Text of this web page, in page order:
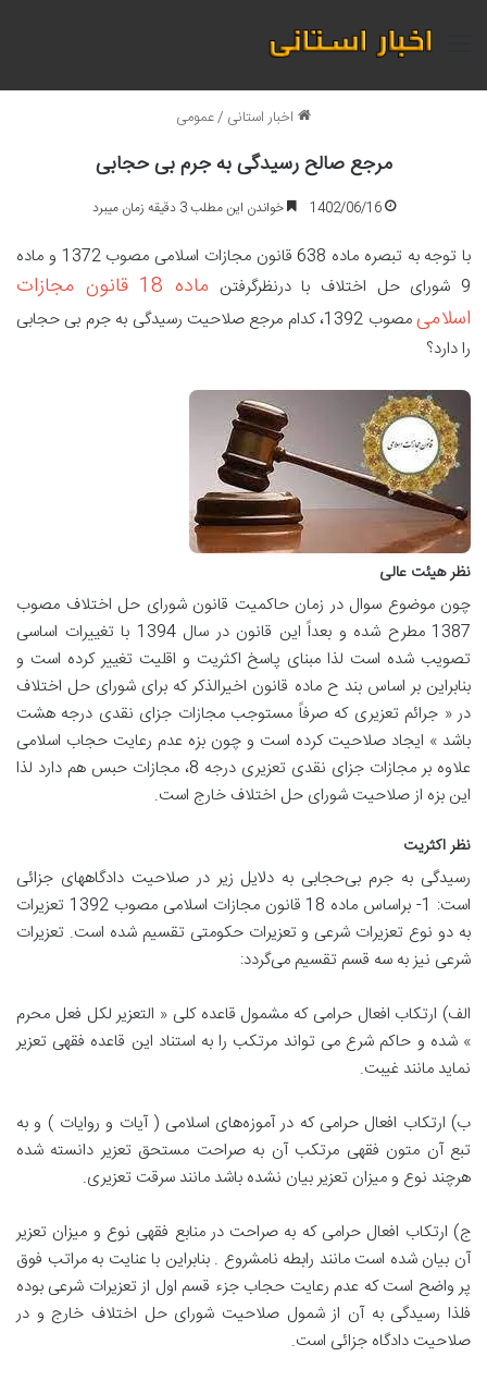
منو
اخبار استانی /عمومی
مرجع صالح رسیدگی به جرم بی حجابی
1402/06/16 خواندن این مطلب 3 دقیقه زمان میبرد
با توجه به تبصره ماده 638 قانون مجازات اسلامی مصوب 1372 و ماده
9 شورای حل اختلاف با درنظرگرفتن
ماده 18 قانون مجازات
اسلامی
مصوب 1392، کدام مرجع صلاحیت رسیدگی به جرم بی حجابی
را دارد؟
نظر هیئت عالی
چون موضوع سوال در زمان حاکمیت قانون شورای حل اختلاف مصوب
1387 مطرح شده و بعداً این قانون در سال 1394 با تغییرات اساسی
تصویب شده است لذا مبنای پاسخ اکثریت و اقلیت تغییر کرده است و
بنابراین بر اساس بند ح ماده قانون اخیرالذکر که برای شورای حل اختلاف
در « جرائم تعزیری که صرفاً مستوجب مجازات جزای نقدی درجه هشت
باشد » ایجاد صلاحیت کرده است و چون بزه عدم رعایت حجاب اسلامی
علاوه بر مجازات جزای نقدی تعزیری درجه 8، مجازات حبس هم دارد لذا
این بزه از صلاحیت شورای حل اختلاف خارج است.
نظر اکثریت
رسیدگی به جرم بی‌حجابی به دلایل زیر در صلاحیت دادگاههای جزائی
است: 1- براساس ماده 18 قانون مجازات اسلامی مصوب 1392 تعزیرات
به دو نوع تعزیرات شرعی و تعزیرات حکومتی تقسیم شده است. تعزیرات
شرعی نیز به سه قسم تقسیم می‌گردد:
الف) ارتکاب افعال حرامی که مشمول قاعده کلی « التعزیر لکل فعل محرم
» شده و حاکم شرع می تواند مرتکب را به استناد این قاعده فقهی تعزیر
نماید مانند غیبت.
ب) ارتکاب افعال حرامی که در آموزه‌های اسلامی ( آیات و روایات ) و به
تبع آن متون فقهی مرتکب آن به صراحت مستحق تعزیر دانسته شده
هرچند نوع و میزان تعزیر بیان نشده باشد مانند سرقت تعزیری.
ج) ارتکاب افعال حرامی که به صراحت در منابع فقهی نوع و میزان تعزیر
آن بیان شده است مانند رابطه نامشروع . بنابراین با عنایت به مراتب فوق
پر واضح است که عدم رعایت حجاب جزء قسم اول از تعزیرات شرعی بوده
فلذا رسیدگی به آن از شمول صلاحیت شورای حل اختلاف خارج و در
صلاحیت دادگاه جزائی است.